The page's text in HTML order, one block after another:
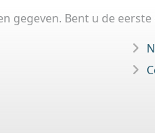
gegeven. Bent u de eerste